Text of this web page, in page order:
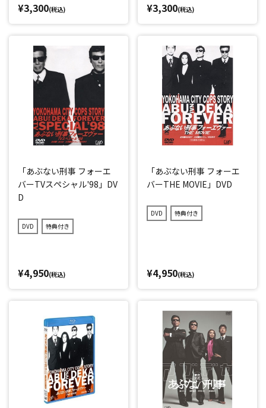
¥3,300(税込) ¥3,300(税込)
「あぶない刑事 フォーエ
バーTVスペシャル'98」DV
D
DVD 特典付き
¥4,950(税込)
「あぶない刑事 フォーエ
バーTHE MOVIE」DVD
DVD 特典付き
¥4,950(税込)